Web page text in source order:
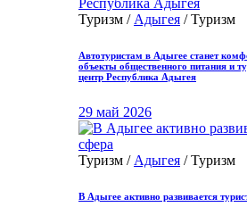
Туризм / Адыгея / Туризм
Автотуристам в Адыгее станет
объекты общественного питания и
центр Республика Адыгея
29 май 2026
Туризм / Адыгея / Туризм
В Адыгее активно развивается